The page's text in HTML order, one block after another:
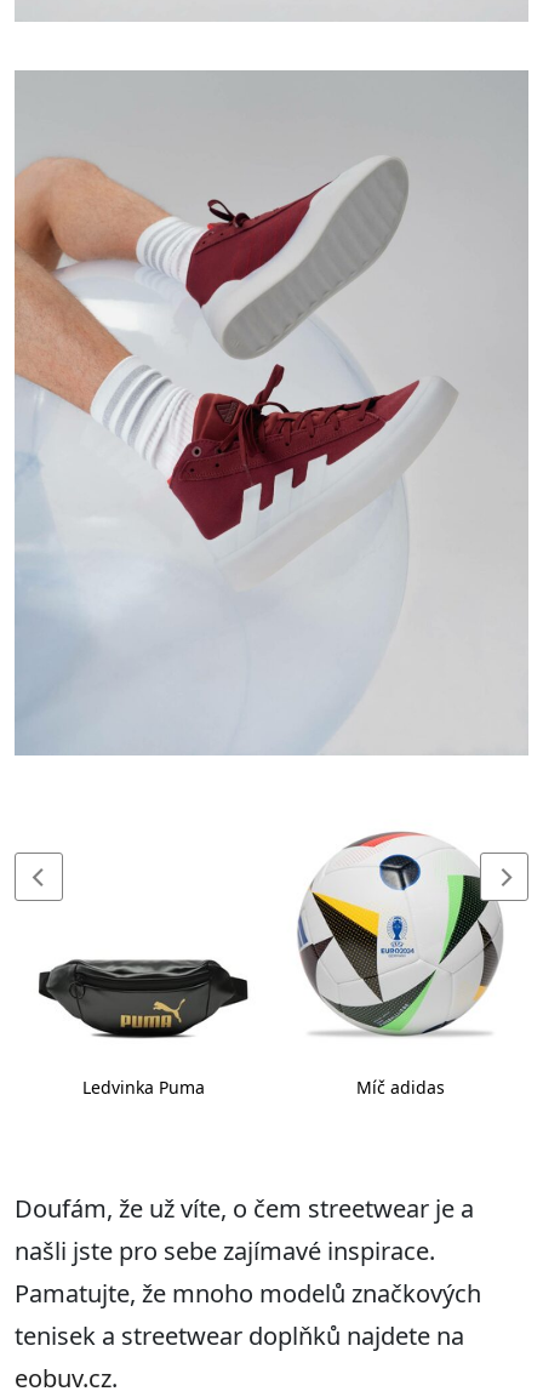
Ledvinka Puma Míč adidas
Doufám, že už víte, o čem streetwear je a
našli jste pro sebe zajímavé inspirace.
Pamatujte, že mnoho modelů značkových
tenisek a streetwear doplňků najdete na
eobuv.cz.